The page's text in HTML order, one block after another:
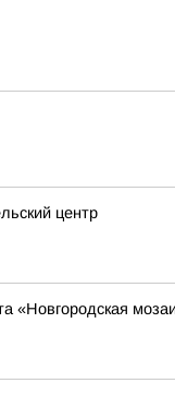
центр
«Новгородская